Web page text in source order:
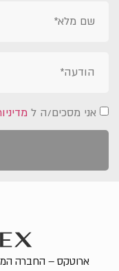
אני מסכים/ה ל
ארוטקס – החברה